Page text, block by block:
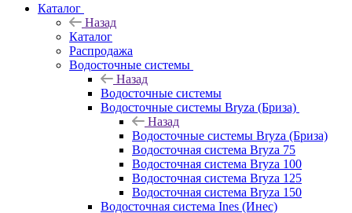
Каталог
Назад
Каталог
Распродажа
Водосточные системы
Назад
Водосточные системы
Водосточные системы Bryza (Бриза)
Назад
Водосточные системы Bryza (Бриза)
Водосточная система Bryza 75
Водосточная система Bryza 100
Водосточная система Bryza 125
Водосточная система Bryza 150
Водосточная система Ines (Инес)